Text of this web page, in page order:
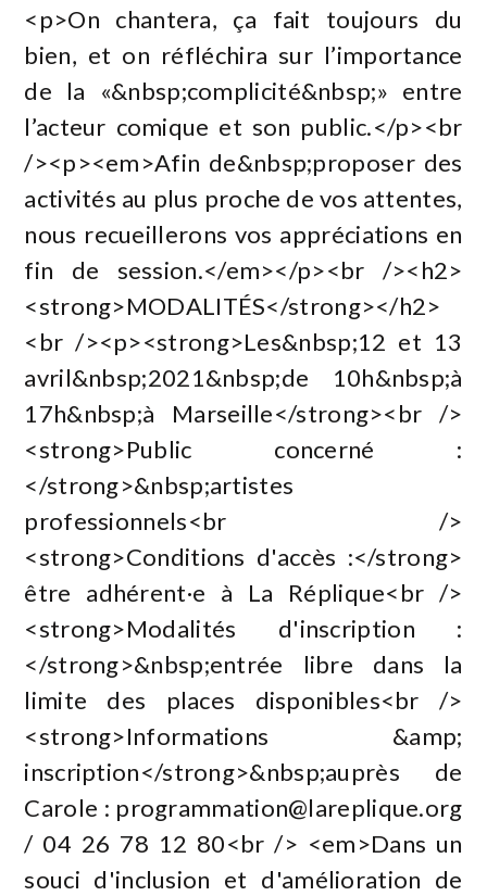
<p>On chantera, ça fait toujours du
bien, et on réfléchira sur l’importance
de la «&nbsp;complicité&nbsp;» entre
l’acteur comique et son public.</p><br
/><p><em>Afin de&nbsp;proposer des
activités au plus proche de vos attentes,
nous recueillerons vos appréciations en
fin de session.</em></p><br /><h2>
<strong>MODALITÉS</strong></h2>
<br /><p><strong>Les&nbsp;12 et 13
avril&nbsp;2021&nbsp;de 10h&nbsp;à
17h&nbsp;à Marseille</strong><br />
<strong>Public concerné :
</strong>&nbsp;artistes
professionnels<br />
<strong>Conditions d'accès :</strong>
être adhérent·e à La Réplique<br />
<strong>Modalités d'inscription :
</strong>&nbsp;entrée libre dans la
limite des places disponibles<br />
<strong>Informations &amp;
inscription</strong>&nbsp;auprès de
Carole : programmation@lareplique.org
/ 04 26 78 12 80<br /> <em>Dans un
souci d'inclusion et d'amélioration de